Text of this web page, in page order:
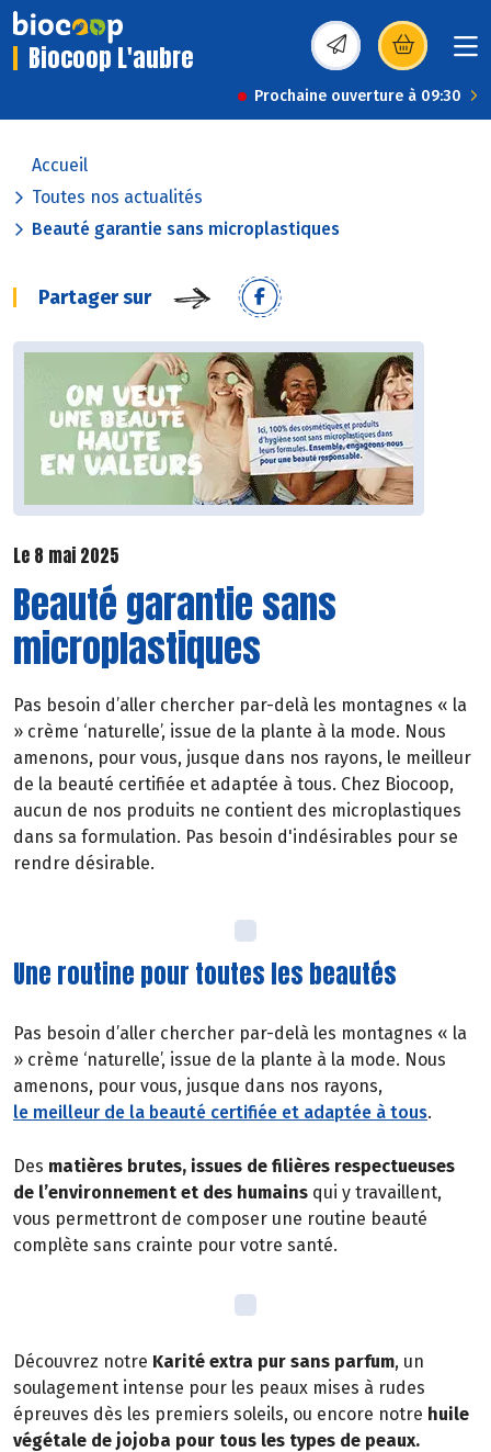
Biocoop L'aubre (s’ouvre dans une
Prochaine ouverture à 09:30
Accueil
Toutes nos actualités
Beauté garantie sans microplastiques
Partager sur
Le 8 mai 2025
Beauté garantie sans
microplastiques
Pas besoin d’aller chercher par-delà les montagnes « la
» crème ‘naturelle’, issue de la plante à la mode. Nous
amenons, pour vous, jusque dans nos rayons, le meilleur
de la beauté certifiée et adaptée à tous. Chez Biocoop,
aucun de nos produits ne contient des microplastiques
dans sa formulation. Pas besoin d'indésirables pour se
rendre désirable.
Une routine pour toutes les beautés
Pas besoin d’aller chercher par-delà les montagnes « la
» crème ‘naturelle’, issue de la plante à la mode. Nous
amenons, pour vous, jusque dans nos rayons,
le meilleur de la beauté certifiée et adaptée à tous.
Des matières brutes, issues de filières respectueuses
de l’environnement et des humains qui y travaillent,
vous permettront de composer une routine beauté
complète sans crainte pour votre santé.
Découvrez notre Karité extra pur sans parfum, un
soulagement intense pour les peaux mises à rudes
épreuves dès les premiers soleils, ou encore notre huile
végétale de jojoba pour tous les types de peaux.